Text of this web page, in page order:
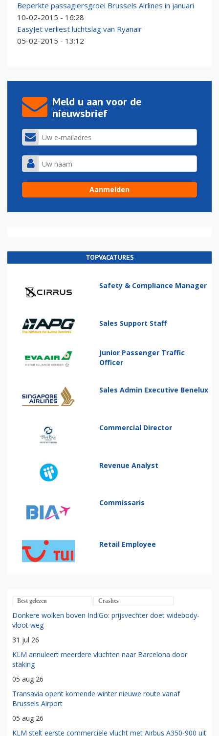
Beperkte passagiersgroei Brussels Airlines in januari
10-02-2015 - 16:28
EasyJet verliest luchtslag van Ryanair
05-02-2015 - 13:12
Meld u aan voor de
nieuwsbrief
TOPVACATURES
Safety & Compliance Manager
Sales Support Staff
Junior Passenger Traffic
Officer
Sales Admin Executive Benelux
Commercial Director
Revenue Analyst
Commissaris
Retail Employee
Best gelezen Crashes
Donkere wolken boven IndiGo: prijsvechter doet widebody-
vloot weg
31 jul 26
KLM annuleert meerdere vluchten naar Barcelona door
staking
05 aug 26
Transavia opent komende winter nieuwe route vanaf
Brussels Airport
05 aug 26
KLM stelt eerste commerciële vlucht met Airbus A350-900 uit